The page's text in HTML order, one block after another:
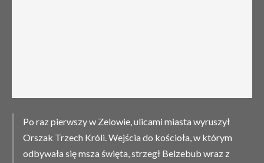
Po raz pierwszy w Zelowie, ulicami miasta wyruszył
Orszak Trzech Króli. Wejścia do kościoła, w którym
odbywała się msza święta, strzegł Belzebub wraz z